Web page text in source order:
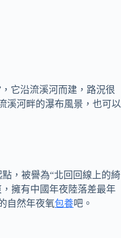
它沿流溪河而建，路況很
溪河畔的瀑布風景，也可以
，被譽為“北回回線上的綺
擁有中國年夜陸落差最年
自然年夜氧包養吧。